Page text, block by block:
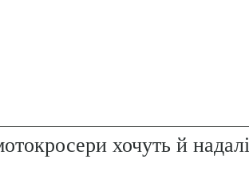
хочуть й надалі